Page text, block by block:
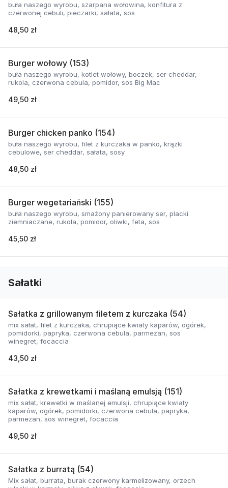
buła naszego wyrobu, szarpana wołowina, konfitura z
czerwonej cebuli, pieczarki, sałata, sos
48,50 zł
Burger wołowy (153)
buła naszego wyrobu, kotlet wołowy, boczek, ser cheddar,
rukola, czerwona cebula, pomidor, sos Big Mac
49,50 zł
Burger chicken panko (154)
buła naszego wyrobu, filet z kurczaka w panko, krążki
cebulowe, ser cheddar, sałata, sosy
48,50 zł
Burger wegetariański (155)
buła naszego wyrobu, smażony panierowany ser, placki
ziemniaczane, rukola, pomidor, oliwki, feta, sos
45,50 zł
Sałatki
Sałatka z grillowanym filetem z kurczaka (54)
mix sałat, filet z kurczaka, chrupiące kwiaty kaparów, ogórek,
pomidorki, papryka, czerwona cebula, parmezan, sos
winegret, focaccia
43,50 zł
Sałatka z krewetkami i maślaną emulsją (151)
mix sałat, krewetki w maślanej emulsji, chrupiące kwiaty
kaparów, ogórek, pomidorki, czerwona cebula, papryka,
parmezan, sos winegret, focaccia
49,50 zł
Sałatka z burratą (54)
Mix sałat, burrata, burak czerwony karmelizowany, orzech